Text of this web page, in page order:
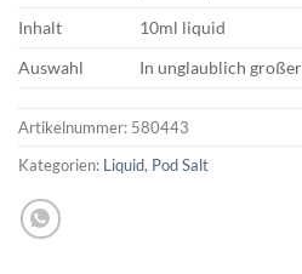
Inhalt
10ml liquid
Auswahl
In unglaublich
Artikelnummer: 580443
Kategorien: Liquid, Pod Salt